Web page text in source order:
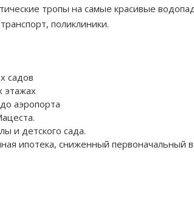
тропы на самые красивые
поликлиники.
садов
этажах
аэропорта
и детского сада.
ипотека, сниженный первоначальный